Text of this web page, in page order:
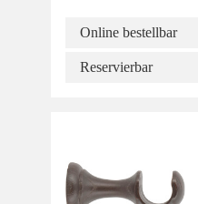
Online bestellbar
Reservierbar